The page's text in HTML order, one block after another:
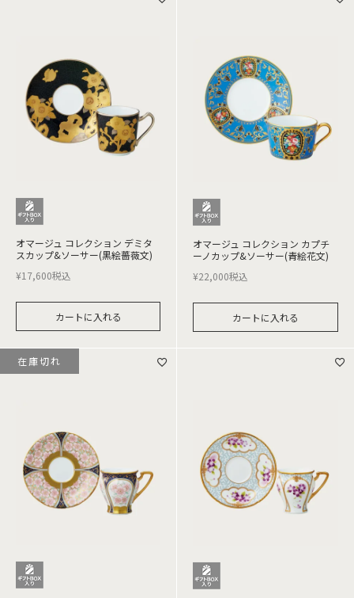
オマージュ コレクション デミタ
スカップ&ソーサー(黒絵薔薇文)
¥17,600税込
カートに入れる
オマージュ コレクション カプチ
ーノカップ&ソーサー(青絵花文)
¥22,000税込
カートに入れる
在庫切れ